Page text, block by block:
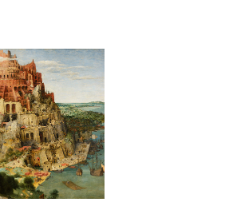
塔
~
界
の
言
語
の
分